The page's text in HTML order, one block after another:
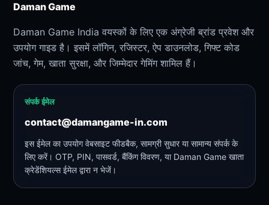
Daman Game
Daman Game India वयस्कों के लिए एक अंग्रेजी ब्रांड प्रवेश और
उपयोग गाइड है। इसमें लॉगिन, रजिस्टर, ऐप डाउनलोड, गिफ्ट कोड
जांच, गेम, खाता सुरक्षा, और जिम्मेदार गेमिंग शामिल हैं।
संपर्क ईमेल
contact@damangame-in.com
इस ईमेल का उपयोग वेबसाइट फीडबैक, सामग्री सुधार या सामान्य संपर्क के
लिए करें। OTP, PIN, पासवर्ड, बैंकिंग विवरण, या Daman Game खाता
क्रेडेंशियल्स ईमेल द्वारा न भेजें।